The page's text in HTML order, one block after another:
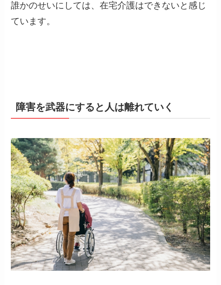
誰かのせいにしては、在宅介護はできないと感じ
ています。
障害を武器にすると人は離れていく